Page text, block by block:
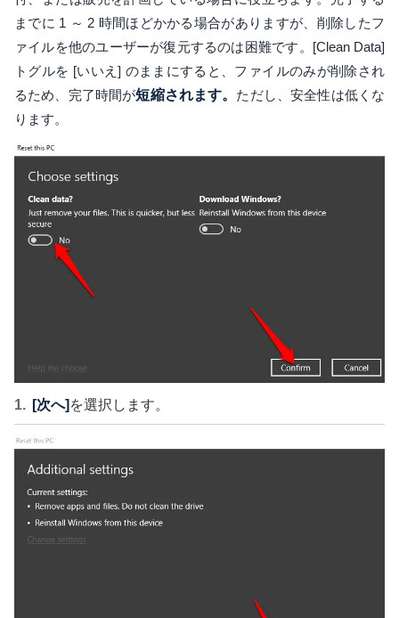
までに 1 ～ 2 時間ほどかかる場合がありますが、削除したフ
ァイルを他のユーザーが復元するのは困難です。[Clean Data]
トグルを [いいえ] のままにすると、ファイルのみが削除され
るため、完了時間が短縮されます。 ただし、安全性は低くな
ります。
[次へ] を選択します。